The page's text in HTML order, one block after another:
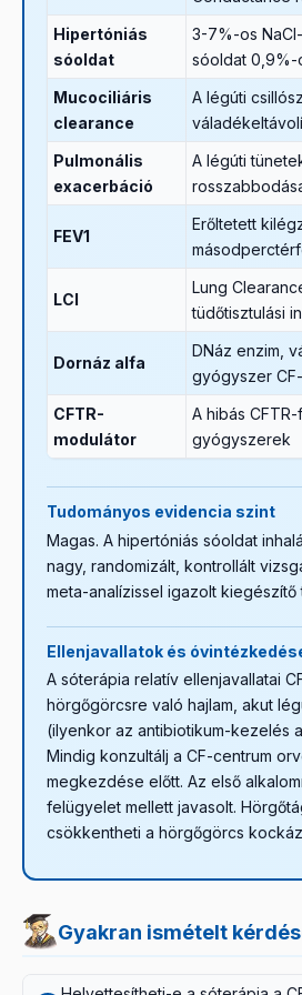
Hipertóniás
sóoldat
3-7%-os
sóoldat 0,9%-
Mucociliáris
clearance
A légúti
Pulmonális
exacerbáció
A légúti
FEV1
Erőltetett
LCI
Lung
tüdőtisztulási
Dornáz alfa
DNáz enzim,
gyógyszer
CFTR-
modulátor
A hibás
gyógyszerek
Tudományos evidencia szint
Magas. A hipertóniás sóoldat
nagy, randomizált, kontrollált
meta-analízissel igazolt kiegészítő
Ellenjavallatok és
A sóterápia relatív ellenjavallatai
hörgőgörcsre való hajlam, akut
(ilyenkor az antibiotikum-kezelés
Mindig konzultálj a CF-centrum
megkezdése előtt. Az első
felügyelet mellett javasolt.
csökkentheti a hörgőgörcs
Gyakran ismételt